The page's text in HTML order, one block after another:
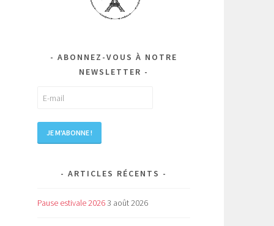
ABONNEZ-VOUS À NOTRE
NEWSLETTER
ARTICLES RÉCENTS
Pause estivale 20263 août 2026